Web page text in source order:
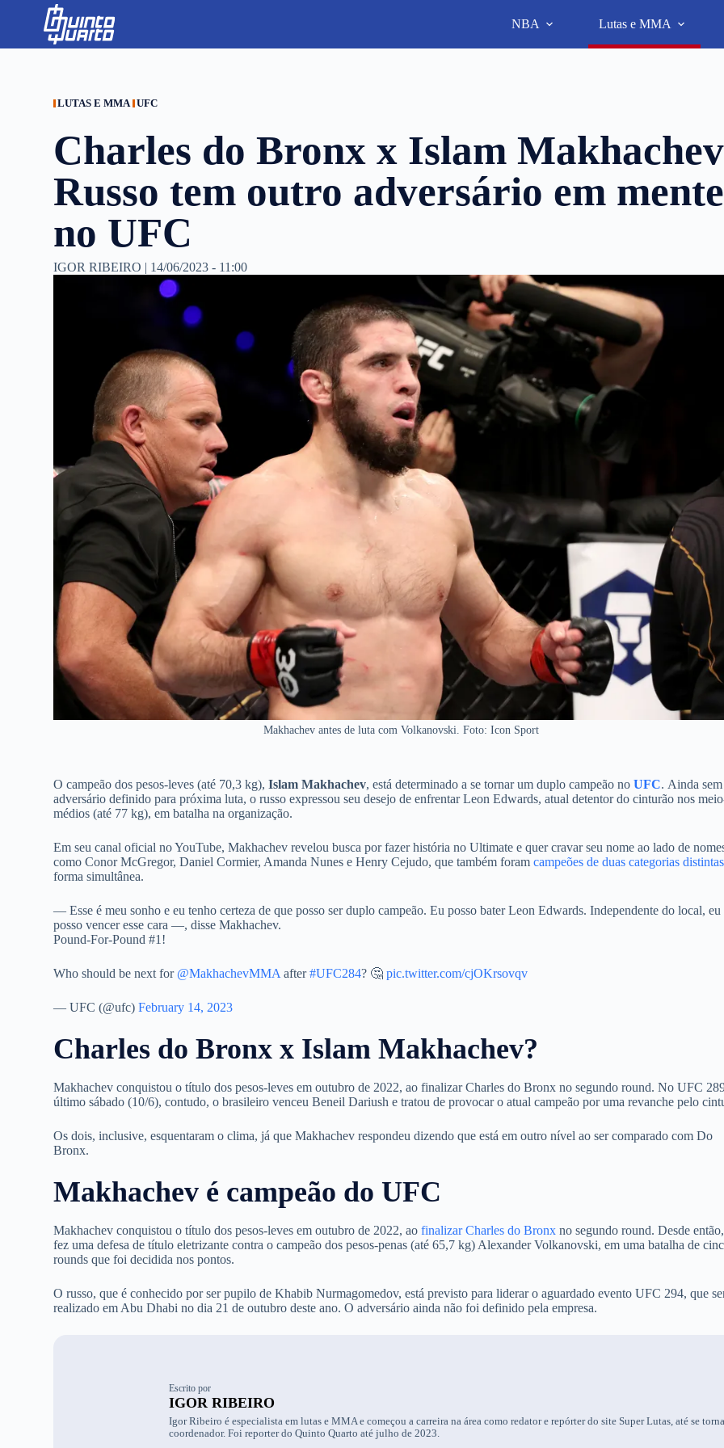
p
NBA Lutas e MMA
LUTAS E MMA UFC
Charles do Bronx x Islam
Russo tem outro adversário em mente
no UFC
IGOR RIBEIRO | 14/06/2023 - 11:00
Makhachev antes de luta com Volkanovski. Foto: Icon Sport
O campeão dos pesos-leves (até 70,3 kg),Islam Makhachev, está determinado a se tornar um duplo campeão noUFC. Ainda sem
adversário definido para próxima luta, o russo expressou seu desejo de enfrentar Leon Edwards, atual detentor do cinturão nos
médios (até 77 kg), em batalha na organização.
Em seu canal oficial no YouTube, Makhachev revelou busca por fazer história no Ultimate e quer cravar seu nome ao lado de
como Conor McGregor, Daniel Cormier, Amanda Nunes e Henry Cejudo, que também foramcampeões de duas categorias distintas
forma simultânea.
— Esse é meu sonho e eu tenho certeza de que posso ser duplo campeão. Eu posso bater Leon Edwards. Independente do local, eu
posso vencer esse cara —, disse Makhachev.
Pound-For-Pound #1!
Who should be next for @MakhachevMMA after#UFC284? 🤔pic.twitter.com/cjOKrsovqv
— UFC (@ufc)February 14, 2023
Charles do Bronx x Islam Makhachev?
Makhachev conquistou o título dos pesos-leves em outubro de 2022, ao finalizar Charles do Bronx no segundo round. No UFC
último sábado (10/6), contudo, o brasileiro venceu Beneil Dariush e tratou de provocar o atual campeão por uma revanche pelo
Os dois, inclusive, esquentaram o clima, já que Makhachev respondeu dizendo que está em outro nível ao ser comparado com Do
Bronx.
Makhachev é campeão do UFC
Makhachev conquistou o título dos pesos-leves em outubro de 2022, aofinalizar Charles do Bronx no segundo round. Desde
fez uma defesa de título eletrizante contra o campeão dos pesos-penas (até 65,7 kg) Alexander Volkanovski, em uma batalha de
rounds que foi decidida nos pontos.
O russo, que é conhecido por ser pupilo de Khabib Nurmagomedov, está previsto para liderar o aguardado evento UFC 294, que
realizado em Abu Dhabi no dia 21 de outubro deste ano. O adversário ainda não foi definido pela empresa.
Escrito por
IGOR RIBEIRO
Igor Ribeiro é especialista em lutas e MMA e começou a carreira na área como redator e repórter do site Super Lutas, até se
coordenador. Foi reporter do Quinto Quarto até julho de 2023.